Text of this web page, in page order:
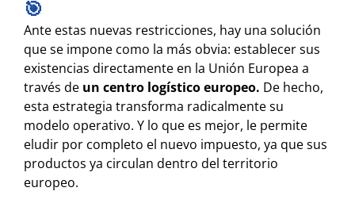
🎯
Ante estas nuevas restricciones, hay una solución
que se impone como la más obvia: establecer sus
existencias directamente en la Unión Europea a
través de un centro logístico europeo. De hecho,
esta estrategia transforma radicalmente su
modelo operativo. Y lo que es mejor, le permite
eludir por completo el nuevo impuesto, ya que sus
productos ya circulan dentro del territorio
europeo.